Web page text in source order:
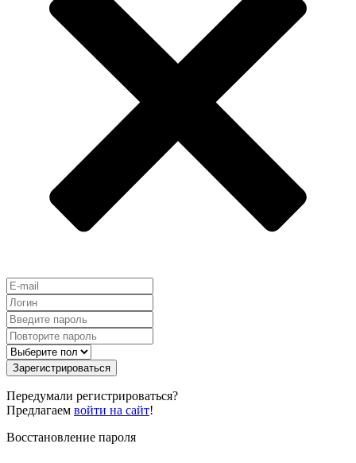
Зарегистрироваться
Передумали регистрироваться?
Предлагаем войти на сайт!
Восстановление пароля